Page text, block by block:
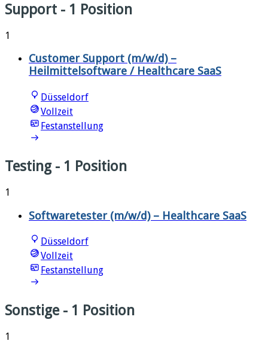
Support - 1 Position
1
Customer Support (m/w/d) –
Heilmittelsoftware / Healthcare SaaS
Düsseldorf
Vollzeit
Festanstellung
Testing- 1 Position
1
Softwaretester (m/w/d) – Healthcare SaaS
Düsseldorf
Vollzeit
Festanstellung
Sonstige- 1 Position
1